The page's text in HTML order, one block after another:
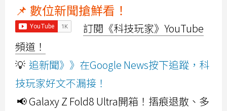
📌 數位新聞搶鮮看！
訂閱《科技玩家》YouTube
頻道！
💡 追新聞》》在Google News按下追蹤，科
技玩家好文不漏接！
📢 Galaxy Z Fold8 Ultra開箱！摺痕退散、多